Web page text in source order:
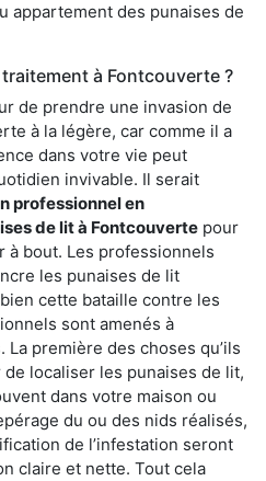
appartement des punaises de
à Fontcouverte ?
de prendre une invasion de
à la légère, car comme il a
dans votre vie peut
invivable. Il serait
professionnel en
de lit à Fontcouverte pour
bout. Les professionnels
les punaises de lit
cette bataille contre les
sont amenés à
première des choses qu’ils
localiser les punaises de lit,
dans votre maison ou
du ou des nids réalisés,
de l’infestation seront
claire et nette. Tout cela